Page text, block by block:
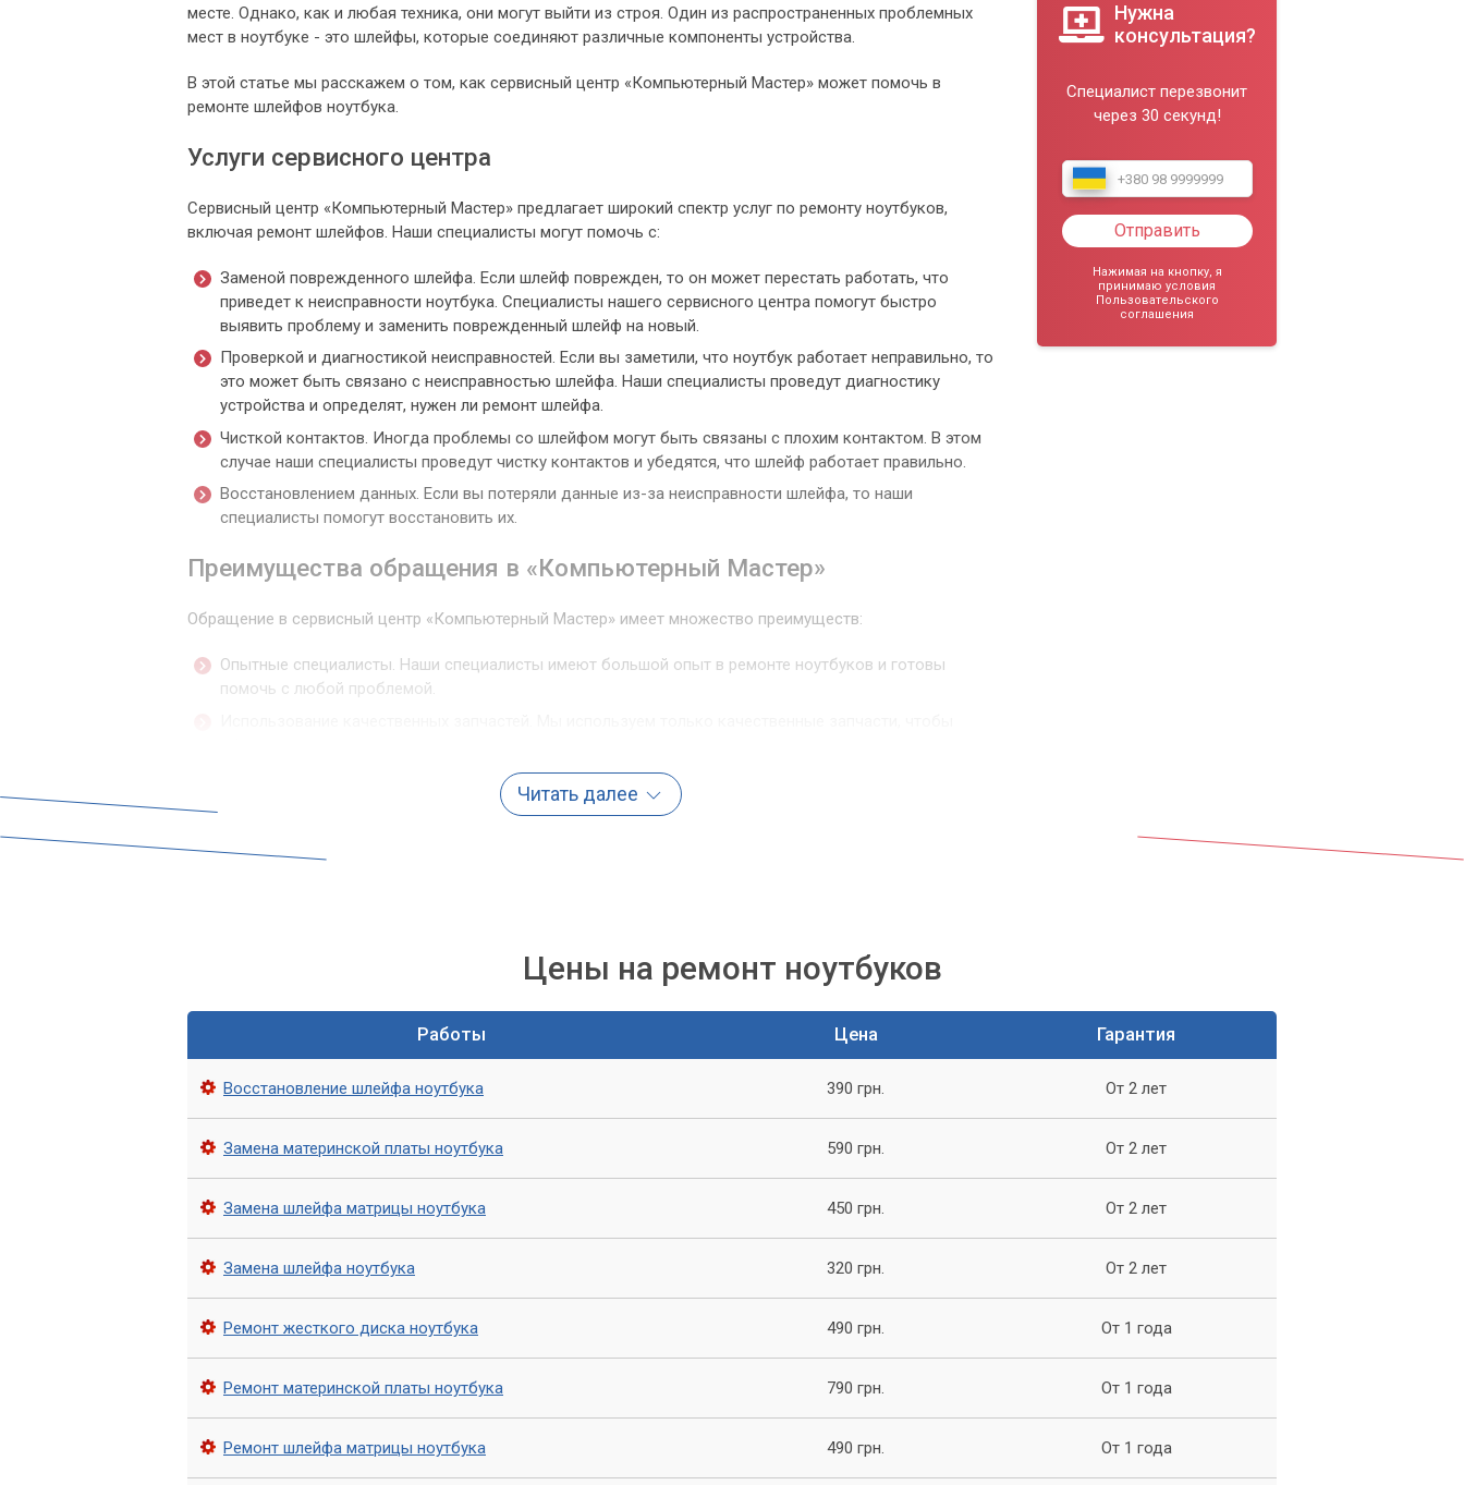
месте. Однако, как и любая техника, они могут выйти из строя. Один из распространенных проблемных
мест в ноутбуке - это шлейфы, которые соединяют различные компоненты устройства.
В этой статье мы расскажем о том, как сервисный центр «Компьютерный Мастер» может помочь в
ремонте шлейфов ноутбука.
Услуги сервисного центра
Сервисный центр «Компьютерный Мастер» предлагает широкий спектр услуг по ремонту ноутбуков,
включая ремонт шлейфов. Наши специалисты могут помочь с:
Заменой поврежденного шлейфа. Если шлейф поврежден, то он может перестать работать, что
приведет к неисправности ноутбука. Специалисты нашего сервисного центра помогут быстро
выявить проблему и заменить поврежденный шлейф на новый.
Проверкой и диагностикой неисправностей. Если вы заметили, что ноутбук работает неправильно, то
это может быть связано с неисправностью шлейфа. Наши специалисты проведут диагностику
устройства и определят, нужен ли ремонт шлейфа.
Чисткой контактов. Иногда проблемы со шлейфом могут быть связаны с плохим контактом. В этом
случае наши специалисты проведут чистку контактов и убедятся, что шлейф работает правильно.
Восстановлением данных. Если вы потеряли данные из-за неисправности шлейфа, то наши
специалисты помогут восстановить их.
Преимущества обращения в «Компьютерный Мастер»
Обращение в сервисный центр «Компьютерный Мастер» имеет множество преимуществ:
Опытные специалисты. Наши специалисты имеют большой опыт в ремонте ноутбуков и готовы
помочь с любой проблемой.
Быстрый ремонт. Мы понимаем, что ноутбук - это важный инструмент для работы и развлечений,
поэтому стараемся проводить ремонт как можно быстрее.
клиентам быть уверенными в качестве нашей работы.
Если у вас возникла проблема с шлейфами ноутбука, обращайтесь в сервисный центр «Компьютерный
Мастер». Наши специалисты окажут качественные услуги по ремонту и диагностике неисправностей
вашего ноутбука, используя только качественные запчасти.
Читать далее
Нужна
консультация?
Специалист перезвонит
через 30 секунд!
Отправить
Нажимая на кнопку, я
принимаю условия
Пользовательского
соглашения
Цены на ремонт ноутбуков
Работы Цена Гарантия
Восстановление шлейфа ноутбука 390 грн. От 2 лет
Замена материнской платы ноутбука 590 грн. От 2 лет
Замена шлейфа матрицы ноутбука 450 грн. От 2 лет
Замена шлейфа ноутбука 320 грн. От 2 лет
Ремонт жесткого диска ноутбука 490 грн. От 1 года
Ремонт материнской платы ноутбука 790 грн. От 1 года
Ремонт шлейфа матрицы ноутбука 490 грн. От 1 года